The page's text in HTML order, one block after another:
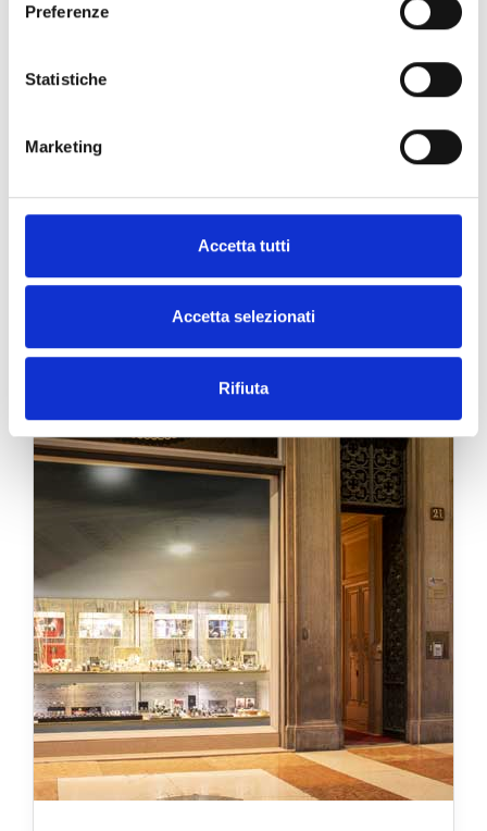
Preferenze
Statistiche
Marketing
Accetta tutti
Accetta selezionati
Rifiuta
Le Boutique Grimoldi